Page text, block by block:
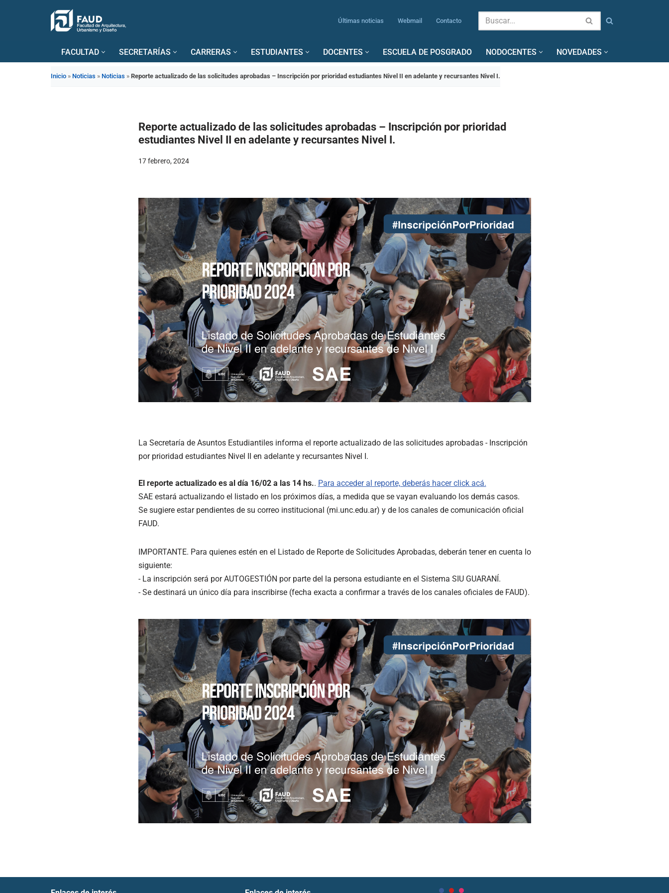
Últimas noticias Webmail Contacto
FACULTAD SECRETARÍAS CARRERAS ESTUDIANTES DOCENTES ESCUELA DE POSGRADO NODOCENTES NOVEDADES
Inicio » Noticias » Noticias » Reporte actualizado de las solicitudes aprobadas – Inscripción por prioridad estudiantes Nivel II en adelante y recursantes Nivel I.
Reporte actualizado de las solicitudes aprobadas – Inscripción por prioridad
estudiantes Nivel II en adelante y recursantes Nivel I.
17 febrero, 2024
La Secretaría de Asuntos Estudiantiles informa el reporte actualizado de las solicitudes aprobadas - Inscripción
por prioridad estudiantes Nivel II en adelante y recursantes Nivel I.
El reporte actualizado es al día 16/02 a las 14 hs.. Para acceder al reporte, deberás hacer click acá.
SAE estará actualizando el listado en los próximos días, a medida que se vayan evaluando los demás casos.
Se sugiere estar pendientes de su correo institucional (mi.unc.edu.ar) y de los canales de comunicación oficial
FAUD.
IMPORTANTE. Para quienes estén en el Listado de Reporte de Solicitudes Aprobadas, deberán tener en cuenta lo
siguiente:
- La inscripción será por AUTOGESTIÓN por parte del la persona estudiante en el Sistema SIU GUARANÍ.
- Se destinará un único día para inscribirse (fecha exacta a confirmar a través de los canales oficiales de FAUD).